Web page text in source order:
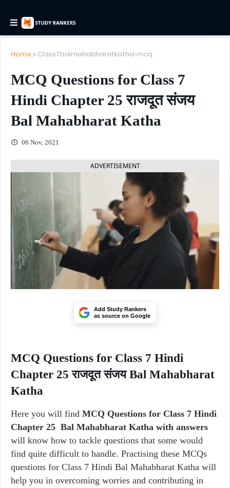
Home Class7balmahabharatkatha-mcq
MCQ Questions for Class 7
Hindi Chapter 25 राजदूत संजय
Bal Mahabharat Katha
06 Nov, 2021
ADVERTISEMENT
Add Study Rankers
as source on Google
MCQ Questions for Class 7 Hindi
Chapter 25 राजदूत संजय Bal Mahabharat
Katha
Here you will find MCQ Questions for Class 7 Hindi
Chapter 25 Bal Mahabharat Katha with answers
will know how to tackle questions that some would
find quite difficult to handle. Practising these MCQs
questions for Class 7 Hindi Bal Mahabharat Katha will
help you in overcoming worries and contributing in